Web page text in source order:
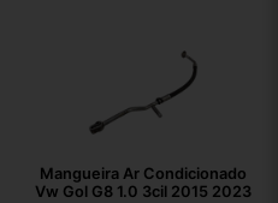
Mangueira Ar Condicionado
Vw Gol G8 1.0 3cil 2015 2023